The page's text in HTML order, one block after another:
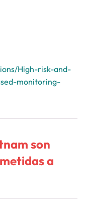
High-risk-and-
monitoring-
son
a